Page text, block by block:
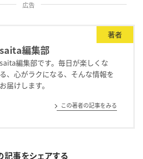
広告
著者
saita編集部
saita編集部です。毎日が楽しくな
る、心がラクになる、そんな情報を
お届けします。
この著者の記事をみる
記事をシェアする